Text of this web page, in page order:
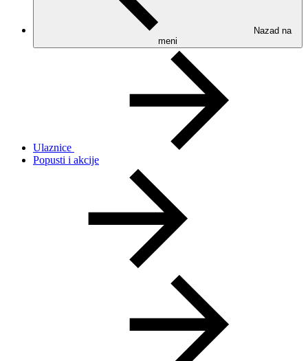
Nazad na
meni
Ulaznice
Popusti i akcije